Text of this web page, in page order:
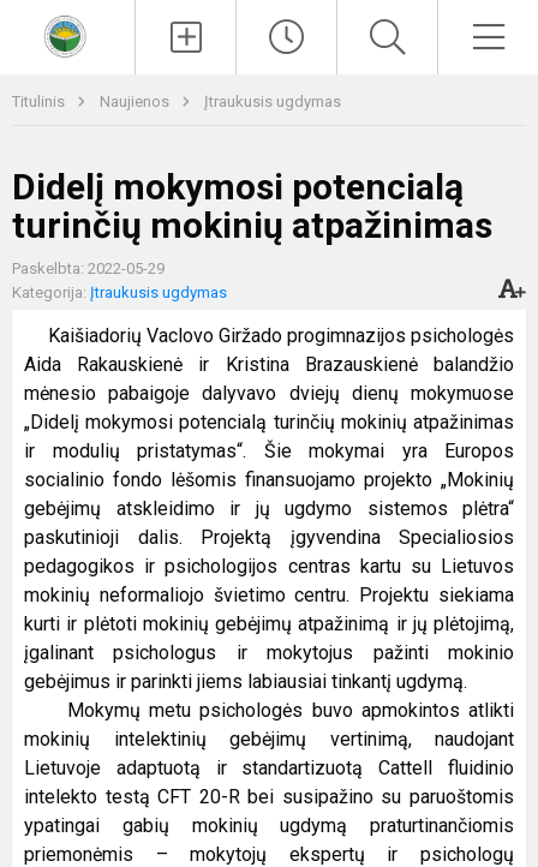
Titulinis Naujienos Įtraukusis ugdymas
Didelį mokymosi potencialą
turinčių mokinių atpažinimas
Paskelbta: 2022-05-29
Kategorija: Įtraukusis ugdymas
Kaišiadorių Vaclovo Giržado progimnazijos psichologės
Aida Rakauskienė ir Kristina Brazauskienė balandžio
mėnesio pabaigoje dalyvavo dviejų dienų mokymuose
„Didelį mokymosi potencialą turinčių mokinių atpažinimas
ir modulių pristatymas“. Šie mokymai yra Europos
socialinio fondo lėšomis finansuojamo projekto „Mokinių
gebėjimų atskleidimo ir jų ugdymo sistemos plėtra“
paskutinioji dalis. Projektą įgyvendina Specialiosios
pedagogikos ir psichologijos centras kartu su Lietuvos
mokinių neformaliojo švietimo centru. Projektu siekiama
kurti ir plėtoti mokinių gebėjimų atpažinimą ir jų plėtojimą,
įgalinant psichologus ir mokytojus pažinti mokinio
gebėjimus ir parinkti jiems labiausiai tinkantį ugdymą.
Mokymų metu psichologės buvo apmokintos atlikti
mokinių intelektinių gebėjimų vertinimą, naudojant
Lietuvoje adaptuotą ir standartizuotą Cattell fluidinio
intelekto testą CFT 20-R bei susipažino su paruoštomis
ypatingai gabių mokinių ugdymą praturtinančiomis
priemonėmis – mokytojų ekspertų ir psichologų